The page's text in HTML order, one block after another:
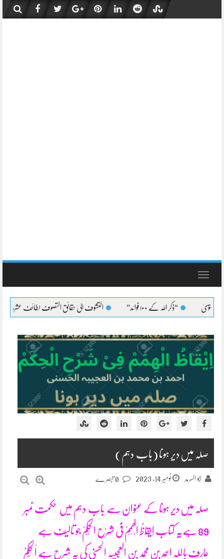
content
Toggle
“ذکر اللہ کے ۱۰۰ فوائد” التشوف الی حقائق التصوف لطائف عشرہ کا بیان
صلہ میں دیر ہونا (باب دہم)
ابو السرمد نومبر 14, 2023
صلہ میں دیر ہونا کے عنوان سے باب دہم میں حکمت نمبر
89 ہےیہ کتاب اِیْقَاظُ الْھِمَمْ فِیْ شَرْحِ الْحِکَمْ جو تالیف ہے
عارف باللہ احمد بن محمد بن العجیبہ الحسنی کی یہ شرح ہے اَلْحِکَمُ